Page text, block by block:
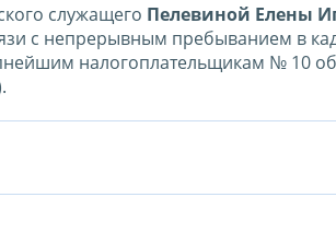
служащего Пелевиной Елены
с непрерывным пребыванием в
налогоплательщикам № 10 об